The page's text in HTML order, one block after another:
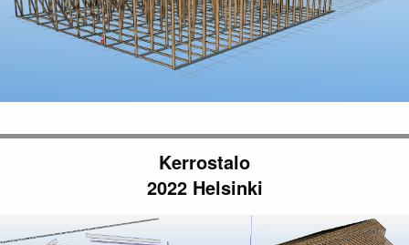
Kerrostalo
2022 Helsinki